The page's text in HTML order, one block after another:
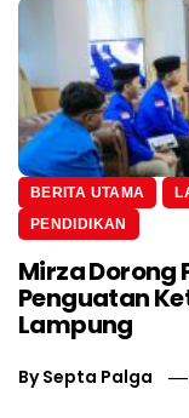
BERITA UTAMA
PENDIDIKAN
Mirza Dorong
Penguatan
Lampung
BySepta Palga